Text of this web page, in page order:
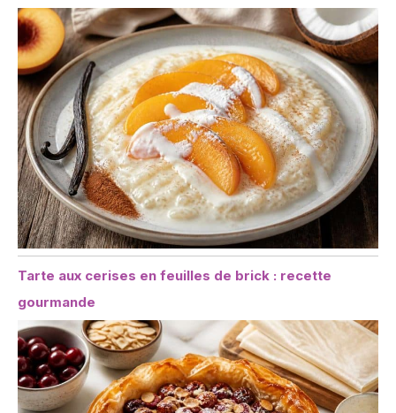
Tarte aux cerises en feuilles de brick : recette
gourmande